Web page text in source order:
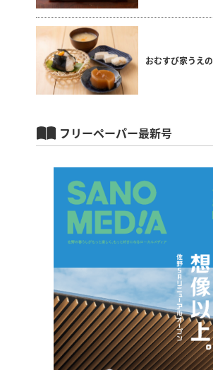
おむすび家うえの
フリーペーパー最新号